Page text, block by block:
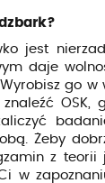
jest
daje
go w
OSK,
Żeby
z
w